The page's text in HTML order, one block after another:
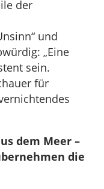
der
und
„Eine
sein.
für
dem Meer –
die